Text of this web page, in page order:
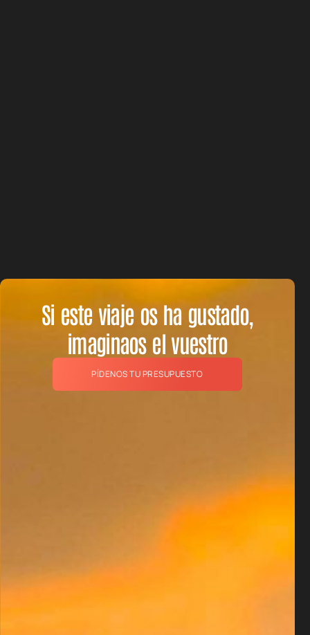
Si este viaje os ha gustado,
imaginaos el vuestro
PÍDENOS TU PRESUPUESTO